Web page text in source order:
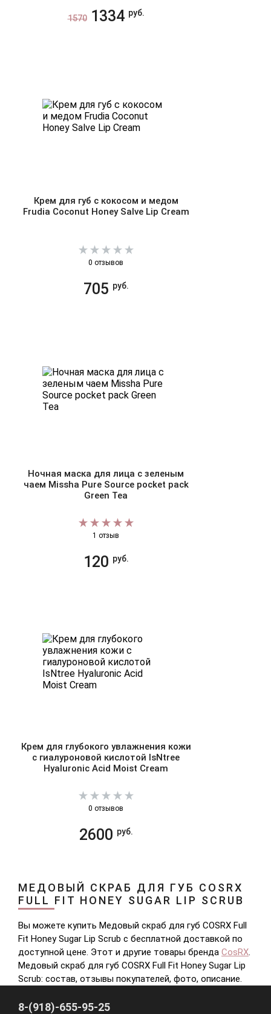
1570 1334 руб.
Крем для губ с кокосом и медом
Frudia Coconut Honey Salve Lip Cream
0 отзывов
705 руб.
Ночная маска для лица с зеленым
чаем Missha Pure Source pocket pack
Green Tea
1 отзыв
120 руб.
Крем для глубокого увлажнения кожи
с гиалуроновой кислотой IsNtree
Hyaluronic Acid Moist Cream
0 отзывов
2600 руб.
МЕДОВЫЙ СКРАБ ДЛЯ ГУБ COSRX
FULL FIT HONEY SUGAR LIP SCRUB
Вы можете купить Медовый скраб для губ COSRX Full
Fit Honey Sugar Lip Scrub с бесплатной доставкой по
доступной цене. Этот и другие товары бренда CosRX.
Медовый скраб для губ COSRX Full Fit Honey Sugar Lip
Scrub: состав, отзывы покупателей, фото, описание.
8-(918)-655-95-25